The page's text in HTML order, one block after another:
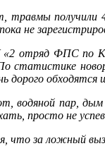
травмы получили
не
отряд ФПС по
дорого обходятся
водяной пар,
просто не
что за ложный